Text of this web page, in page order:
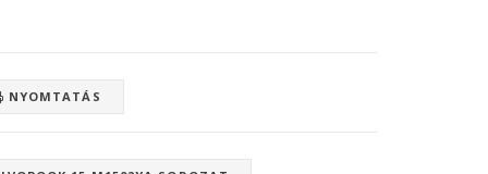
NYOMTATÁS